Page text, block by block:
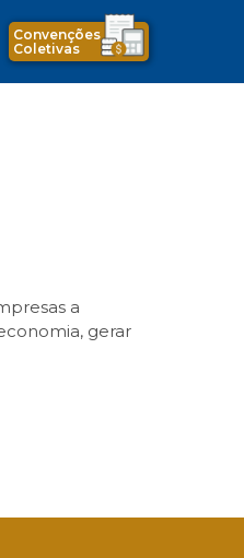
Convenções
Coletivas
a
gerar